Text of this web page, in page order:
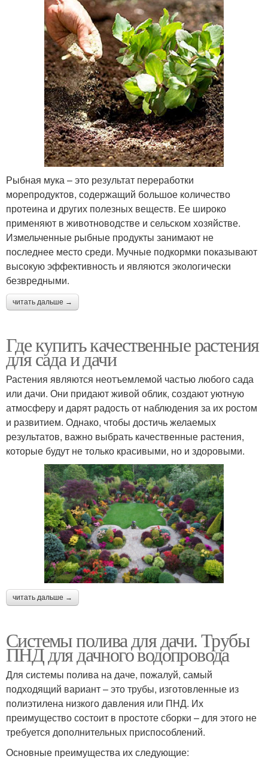
Рыбная мука – это результат переработки
морепродуктов, содержащий большое количество
протеина и других полезных веществ. Ее широко
применяют в животноводстве и сельском хозяйстве.
Измельченные рыбные продукты занимают не
последнее место среди. Мучные подкормки показывают
высокую эффективность и являются экологически
безвредными.
читать дальше →
Где купить качественные растения
для сада и дачи
Растения являются неотъемлемой частью любого сада
или дачи. Они придают живой облик, создают уютную
атмосферу и дарят радость от наблюдения за их ростом
и развитием. Однако, чтобы достичь желаемых
результатов, важно выбрать качественные растения,
которые будут не только красивыми, но и здоровыми.
читать дальше →
Системы полива для дачи. Трубы
ПНД для дачного водопровода
Для системы полива на даче, пожалуй, самый
подходящий вариант – это трубы, изготовленные из
полиэтилена низкого давления или ПНД. Их
преимущество состоит в простоте сборки – для этого не
требуется дополнительных приспособлений.
Основные преимущества их следующие: